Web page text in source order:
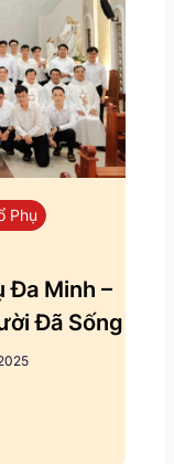
Phụ
Đa Minh –
Đã Sống